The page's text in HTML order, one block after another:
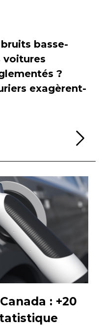
basse-
voitures
?
exagèrent-
: +20